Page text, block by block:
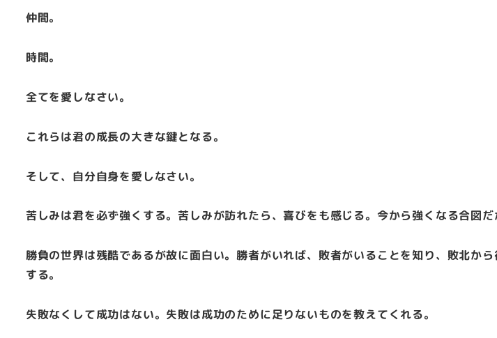
仲間。
時間。
全てを愛しなさい。
これらは君の成長の大きな鍵となる。
そして、自分自身を愛しなさい。
苦しみは君を必ず強くする。苦しみが訪れたら、喜びをも感じる。今から強くなる合図だ
勝負の世界は残酷であるが故に面白い。勝者がいれば、敗者がいることを知り、敗北か
する。
失敗なくして成功はない。失敗は成功のために足りないものを教えてくれる。